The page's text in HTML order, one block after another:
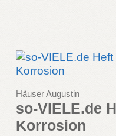
Häuser Augustin
so-VIELE.de
Korrosion